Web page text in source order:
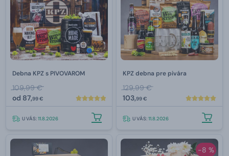
Debna KPZ s PIVOVAROM
109,99 €
od 87,99 €
U VÁS:11.8.2026
KPZ debna pre pivára
129,99 €
103,99 €
U VÁS:11.8.2026
-8 %